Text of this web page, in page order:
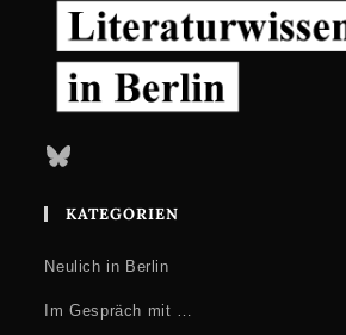
Bluesky
KATEGORIEN
Neulich in Berlin
Im Gespräch mit …